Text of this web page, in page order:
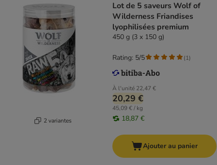
2 variantes
Lot de 5 saveurs Wolf of
Wilderness Friandises
lyophilisées premium
450 g (3 x 150 g)
À l'unité 22,47 €
20,29 €
45,09 € / kg
18,87 €
Rating: 5/5 (1)
Ajouter au panier